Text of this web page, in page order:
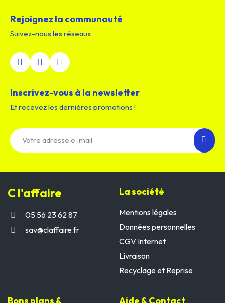
Rejoignez la communauté
Suivez-nous les réseaux
Inscrivez-vous à la newsletter
Et recevez les dernières promotions !
C l'affaire
05 56 23 62 87
sav@claffaire.fr
La société
Mentions légales
Données personnelles
CGV Internet
Livraison
Recyclage et Reprise
Bons plans & Aide & Contact